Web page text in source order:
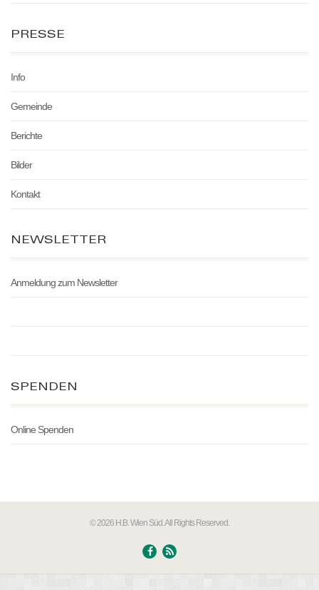
PRESSE
Info
Gemeinde
Berichte
Bilder
Kontakt
NEWSLETTER
Anmeldung zum Newsletter
SPENDEN
Online Spenden
© 2026 H.B. Wien Süd. All Rights Reserved.